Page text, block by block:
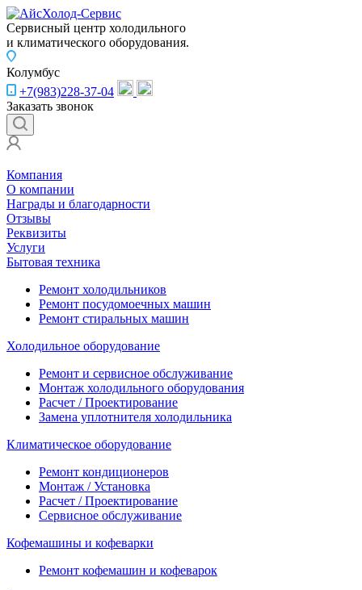
Сервисный центр холодильного
и климатического оборудования.
Колумбус
+7(983)228-37-04
Заказать звонок
Компания
О компании
Награды и благодарности
Отзывы
Реквизиты
Услуги
Бытовая техника
Ремонт холодильников
Ремонт посудомоечных машин
Ремонт стиральных машин
Холодильное оборудование
Ремонт и сервисное обслуживание
Монтаж холодильного оборудования
Расчет / Проектирование
Замена уплотнителя холодильника
Климатическое оборудование
Ремонт кондиционеров
Монтаж / Установка
Расчет / Проектирование
Сервисное обслуживание
Кофемашины и кофеварки
Ремонт кофемашин и кофеварок